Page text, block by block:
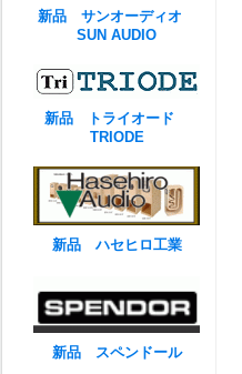
新品 サンオーディオ
SUN AUDIO
新品 トライオード
TRIODE
新品 ハセヒロ工業
新品 スペンドール